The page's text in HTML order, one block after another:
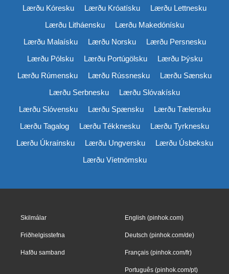
Lærðu Kóresku
Lærðu Króatísku
Lærðu Lettnesku
Lærðu Litháensku
Lærðu Makedónísku
Lærðu Malaísku
Lærðu Norsku
Lærðu Persnesku
Lærðu Pólsku
Lærðu Portúgölsku
Lærðu Þýsku
Lærðu Rúmensku
Lærðu Rússnesku
Lærðu Sænsku
Lærðu Serbnesku
Lærðu Slóvakísku
Lærðu Slóvensku
Lærðu Spænsku
Lærðu Tælensku
Lærðu Tagalog
Lærðu Tékknesku
Lærðu Tyrknesku
Lærðu Úkraínsku
Lærðu Ungversku
Lærðu Úsbeksku
Lærðu Víetnömsku
Skilmálar
Friðhelgisstefna
Hafðu samband
English (pinhok.com)
Deutsch (pinhok.com/de)
Français (pinhok.com/fr)
Português (pinhok.com/pt)